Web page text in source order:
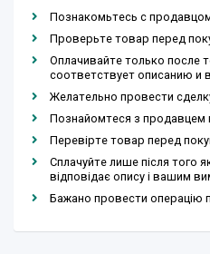
Познакомьтесь с
Проверьте товар перед
Оплачивайте только после
соответствует описанию и
Желательно провести
Познайомтеся з продавцем
Перевірте товар перед
Сплачуйте лише після того
відповідає опису і вашим
Бажано провести операцію